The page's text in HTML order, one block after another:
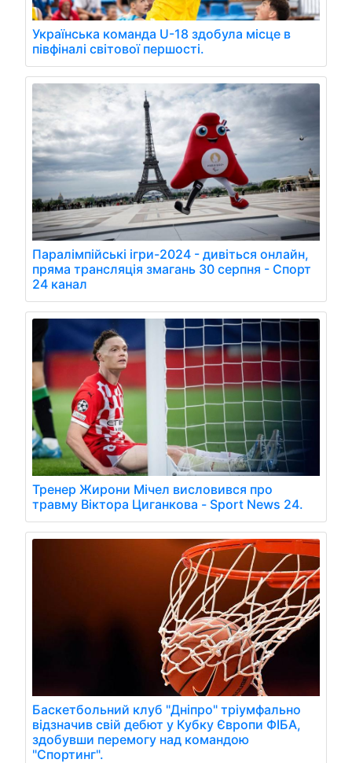
Українська команда U-18 здобула місце в
півфіналі світової першості.
Паралімпійські ігри-2024 - дивіться онлайн,
пряма трансляція змагань 30 серпня - Спорт
24 канал
Тренер Жирони Мічел висловився про
травму Віктора Циганкова - Sport News 24.
Баскетбольний клуб "Дніпро" тріумфально
відзначив свій дебют у Кубку Європи ФІБА,
здобувши перемогу над командою
"Спортинг".